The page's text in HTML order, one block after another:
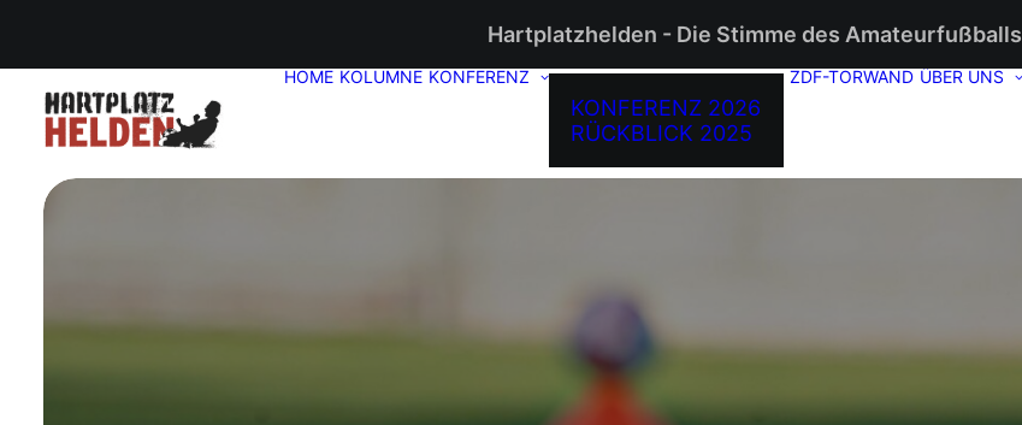
Hartplatzhelden - Die Stimme des Amateurfußballs
HOME KOLUMNE KONFERENZ
KONFERENZ 2026
RÜCKBLICK 2025
ZDF-TORWAND ÜBER UNS